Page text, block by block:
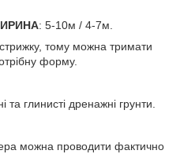
: 5-10м / 4-7м.
тому можна тримати
форму.
та глинисті дренажні грунти.
можна проводити фактично